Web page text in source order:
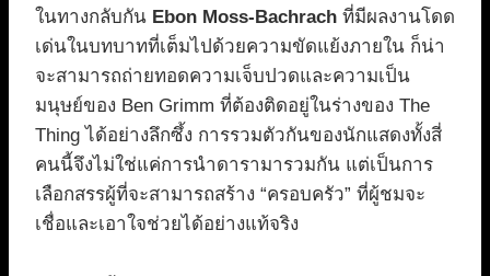
ในทางกลับกัน Ebon Moss-Bachrach ที่มีผลงานโดด
เด่นในบทบาทที่เต็มไปด้วยความขัดแย้งภายใน ก็น่า
จะสามารถถ่ายทอดความเจ็บปวดและความเป็น
มนุษย์ของ Ben Grimm ที่ต้องติดอยู่ในร่างของ The
Thing ได้อย่างลึกซึ้ง การรวมตัวกันของนักแสดงทั้งสี่
คนนี้จึงไม่ใช่แค่การนำดารามารวมกัน แต่เป็นการ
เลือกสรรผู้ที่จะสามารถสร้าง “ครอบครัว” ที่ผู้ชมจะ
เชื่อและเอาใจช่วยได้อย่างแท้จริง